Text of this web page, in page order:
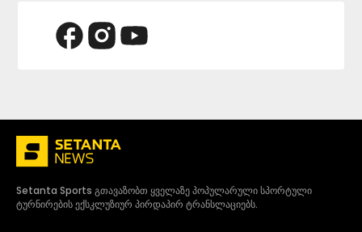
Setanta Sports გთავაზობთ ყველაზე პოპულარული სპორტული
ტურნირების ექსკლუზიურ პირდაპირ ტრანსლაციებს.